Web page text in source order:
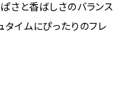
さと香ばしさのバランス
タイムにぴったりのフレ